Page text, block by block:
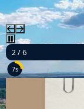
2 / 6
6s
Ponad milion złotych dla